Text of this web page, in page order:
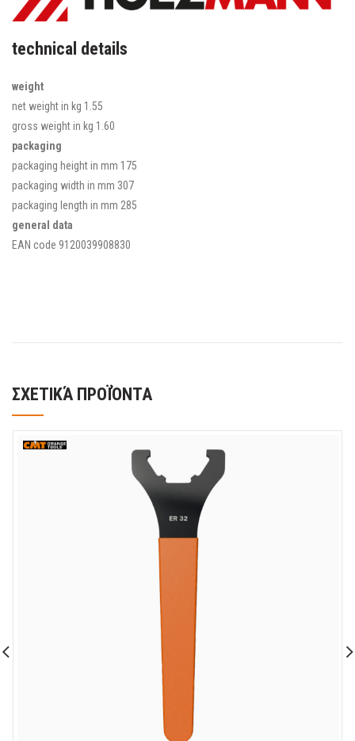
technical details
weight
net weight in kg 1.55
gross weight in kg 1.60
packaging
packaging height in mm 175
packaging width in mm 307
packaging length in mm 285
general data
EAN code 9120039908830
ΣΧΕΤΙΚΆ ΠΡΟΪΌΝΤΑ